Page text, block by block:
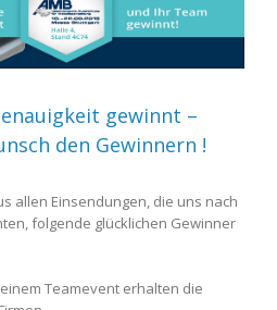
gewinnt –
den Gewinnern !
allen Einsendungen, die uns nach
folgende glücklichen Gewinner
Teamevent erhalten die